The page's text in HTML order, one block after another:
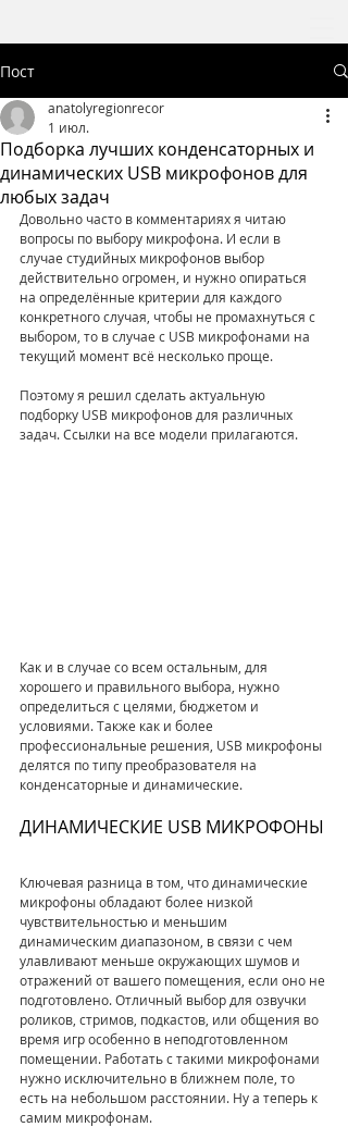
Пост
Подборка лучших конденсаторных и
динамических USB микрофонов для
любых задач
anatolyregionrecor
1 июл.
Довольно часто в комментариях я читаю
вопросы по выбору микрофона. И если в
случае студийных микрофонов выбор
действительно огромен, и нужно опираться
на определённые критерии для каждого
конкретного случая, чтобы не промахнуться с
выбором, то в случае с USB микрофонами на
текущий момент всё несколько проще.
Поэтому я решил сделать актуальную
подборку USB микрофонов для различных
задач. Ссылки на все модели прилагаются.
Как и в случае со всем остальным, для
хорошего и правильного выбора, нужно
определиться с целями, бюджетом и
условиями. Также как и более
профессиональные решения, USB микрофоны
делятся по типу преобразователя на
конденсаторные и динамические.
ДИНАМИЧЕСКИЕ USB МИКРОФОНЫ
Ключевая разница в том, что динамические
микрофоны обладают более низкой
чувствительностью и меньшим
динамическим диапазоном, в связи с чем
улавливают меньше окружающих шумов и
отражений от вашего помещения, если оно не
подготовлено. Отличный выбор для озвучки
роликов, стримов, подкастов, или общения во
время игр особенно в неподготовленном
помещении. Работать с такими микрофонами
нужно исключительно в ближнем поле, то
есть на небольшом расстоянии. Ну а теперь к
самим микрофонам.